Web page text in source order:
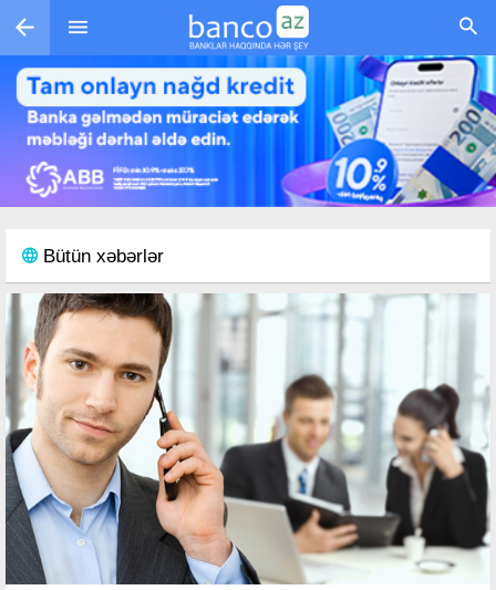
Skip to main content
Bütün xəbərlər